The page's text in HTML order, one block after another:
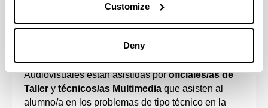
Customize
Deny
6.- Talleres Facultad
Los talleres y aulas de Escultura, Grabado y
Audiovisuales están asistidas poroficiales/as de
Taller y técnicos/as Multimedia que asisten al
alumno/a en los problemas de tipo técnico en la